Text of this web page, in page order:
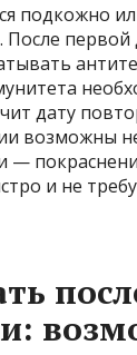
подкожно
первой
дату
возможны
—
и не